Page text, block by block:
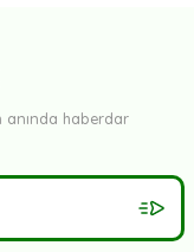
anında haberdar